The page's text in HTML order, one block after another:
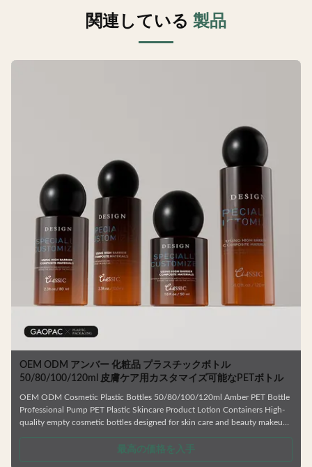
関連している 製品
OEM ODM アンバー 化粧品 プラスチックボトル
50/80/100/120ml 皮膚ケア用カスタマイズ可能なPETボトル
OEM ODM Cosmetic Plastic Bottles 50/80/100/120ml Amber PET Bottle
Professional Pump PET Plastic Skincare Product Lotion Containers High-
quality empty cosmetic bottles designed for skin care and beauty makeup
Manufactured from durable, environmentally friendly materials that resist
deformation and are fully recyclable. Available in Multiple Capacities
最高の価格を入手